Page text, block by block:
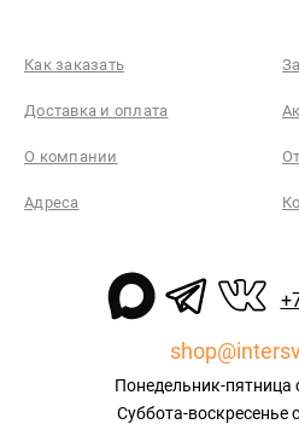
Как заказать
Доставка и оплата
О компании
Адреса
Понедельник-пятница
Суббота-воскресенье